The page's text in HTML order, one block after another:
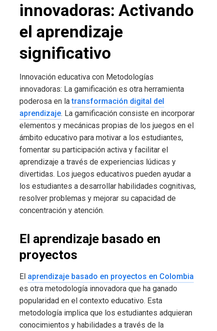
innovadoras: Activando
el aprendizaje
significativo
Innovación educativa con Metodologías
innovadoras: La gamificación es otra herramienta
poderosa en latransformación digital del
aprendizaje. La gamificación consiste en incorporar
elementos y mecánicas propias de los juegos en el
ámbito educativo para motivar a los estudiantes,
fomentar su participación activa y facilitar el
aprendizaje a través de experiencias lúdicas y
divertidas. Los juegos educativos pueden ayudar a
los estudiantes a desarrollar habilidades cognitivas,
resolver problemas y mejorar su capacidad de
concentración y atención.
El aprendizaje basado en
proyectos
El aprendizaje basado en proyectos en Colombia
es otra metodología innovadora que ha ganado
popularidad en el contexto educativo. Esta
metodología implica que los estudiantes adquieran
conocimientos y habilidades a través de la